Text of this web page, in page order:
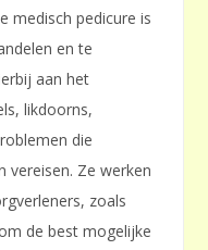
medisch pedicure is
en te
aan het
likdoorns,
die
vereisen. Ze werken
zoals
de best mogelijke